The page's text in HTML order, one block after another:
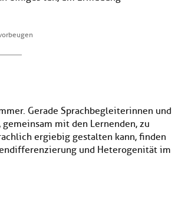
Gerade Sprachbegleiterinnen und
mit den Lernenden, zu
ergiebig gestalten kann, finden
und Heterogenität im